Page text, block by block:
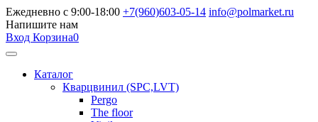
Ежедневно с 9:00-18:00 +7(960)603-05-14 info@polmarket.ru
Напишите нам
Вход Корзина0
Каталог
Кварцвинил (SPC,LVT)
Pergo
The floor